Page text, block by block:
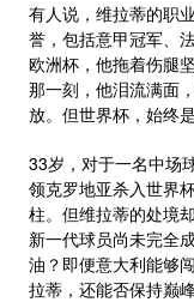
有人说，维拉蒂的职
誉，包括意甲冠军、
欧洲杯，他拖着伤腿
那一刻，他泪流满面
放。但世界杯，始终
33岁，对于一名中场
领克罗地亚杀入世界
柱。但维拉蒂的处境
新一代球员尚未完全
油？即便意大利能够
拉蒂，还能否保持巅